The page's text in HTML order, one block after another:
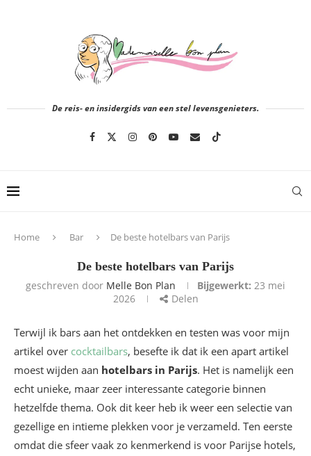
De reis- en insidergids van een stel levensgenieters.
Home Bar De beste hotelbars van Parijs
De beste hotelbars van Parijs
geschreven door Melle Bon Plan Bijgewerkt: 23 mei
2026
Delen
Terwijl ik bars aan het ontdekken en testen was voor mijn
artikel over cocktailbars, besefte ik dat ik een apart artikel
moest wijden aan hotelbars in Parijs. Het is namelijk een
echt unieke, maar zeer interessante categorie binnen
hetzelfde thema. Ook dit keer heb ik weer een selectie van
gezellige en intieme plekken voor je verzameld. Ten eerste
omdat die sfeer vaak zo kenmerkend is voor Parijse hotels,